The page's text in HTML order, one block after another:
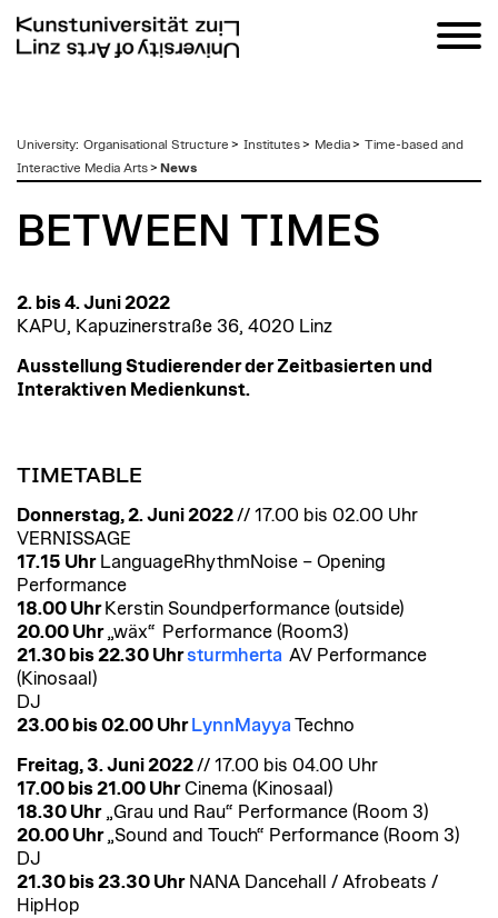
zum
Inhalt
University: Organisational Structure > Institutes> Media> Time-based and
Interactive Media Arts> News
BETWEEN TIMES
2. bis 4. Juni 2022
KAPU, Kapuzinerstraße 36, 4020 Linz
Ausstellung Studierender der Zeitbasierten und
Interaktiven Medienkunst.
TIMETABLE
Donnerstag, 2. Juni 2022// 17.00 bis 02.00 Uhr
VERNISSAGE
17.15 UhrLanguageRhythmNoise – Opening
Performance
18.00 Uhr Kerstin Soundperformance (outside)
20.00 Uhr„wäx“ Performance (Room3)
21.30 bis 22.30 Uhrsturmherta AV Performance
(Kinosaal)
DJ
23.00 bis 02.00 Uhr LynnMayya Techno
Freitag, 3. Juni 2022// 17.00 bis 04.00 Uhr
17.00 bis 21.00 UhrCinema (Kinosaal)
18.30 Uhr„Grau und Rau“ Performance (Room 3)
20.00 Uhr„Sound and Touch“ Performance (Room 3)
DJ
21.30 bis 23.30 UhrNANA Dancehall / Afrobeats /
HipHop